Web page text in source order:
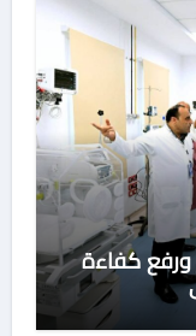
ورفع كفاءة